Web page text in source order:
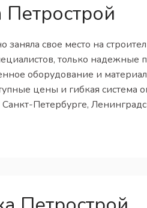
свое место на
только надежные
оборудование и
цены и гибкая система
Петербурге,